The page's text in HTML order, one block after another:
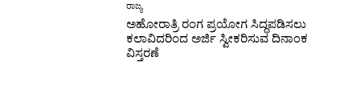
ರಾಜ್ಯ
ಅಹೋರಾತ್ರಿ ರಂಗ ಪ್ರಯೋಗ ಸಿದ್ಧಪಡಿಸಲು
ಕಲಾವಿದರಿಂದ ಅರ್ಜಿ ಸ್ವೀಕರಿಸುವ ದಿನಾಂಕ
ವಿಸ್ತರಣೆ